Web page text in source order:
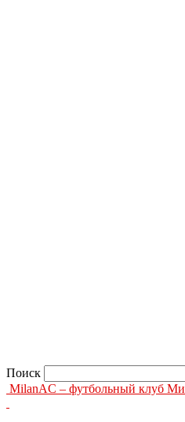
Поиск
MilanAC – футбольный клуб